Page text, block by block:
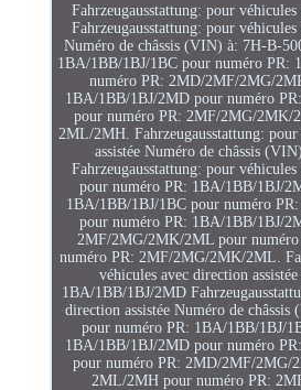
Fahrzeugausstattung: pour
Fahrzeugausstattung: pour
Numéro de châssis (VIN) à: 7H-B-
1BA/1BB/1BJ/1BC pour numéro PR:
numéro PR: 2MD/2MF/2MG/
1BA/1BB/1BJ/2MD pour numéro
pour numéro PR: 2MF/2MG/2MK/
2ML/2MH. Fahrzeugausstattung:
assistée Numéro de châssis
Fahrzeugausstattung: pour
pour numéro PR: 1BA/1BB/1BJ/
1BA/1BB/1BJ/1BC pour numéro
pour numéro PR: 1BA/1BB/1BJ/
2MF/2MG/2MK/2ML pour
numéro PR: 2MF/2MG/2MK/2ML.
véhicules avec direction
1BA/1BB/1BJ/2MD
direction assistée Numéro de
pour numéro PR: 1BA/1BB/1BJ/
1BA/1BB/1BJ/2MD pour numéro
pour numéro PR: 2MD/2MF/2MG/
2ML/2MH pour numéro PR: